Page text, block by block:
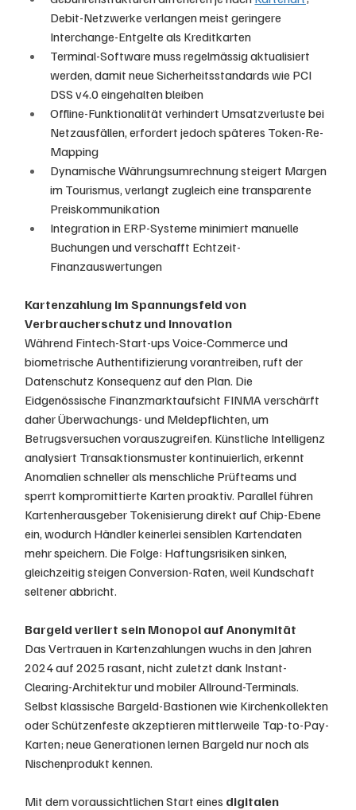
Debit-Netzwerke verlangen meist geringere
Interchange-Entgelte als Kreditkarten
Terminal-Software muss regelmässig aktualisiert
werden, damit neue Sicherheitsstandards wie PCI
DSS v4.0 eingehalten bleiben
Offline-Funktionalität verhindert Umsatzverluste bei
Netz­ausfällen, erfordert jedoch späteres Token-Re-
Mapping
Dynamische Währungsumrechnung steigert Margen
im Tourismus, verlangt zugleich eine transparente
Preis­kommunikation
Integration in ERP-Systeme minimiert manuelle
Buchungen und verschafft Echtzeit-
Finanzauswertungen
Kartenzahlung im Spannungsfeld von
Verbraucherschutz und Innovation
Während Fintech-Start-ups Voice-Commerce und
biometrische Authentifizierung vorantreiben, ruft der
Datenschutz Konsequenz auf den Plan. Die
Eidgenössische Finanzmarktaufsicht FINMA verschärft
daher Überwachungs- und Meldepflichten, um
Betrugsversuchen vorauszugreifen. Künstliche Intelligenz
analysiert Transaktionsmuster kontinuierlich, erkennt
Anomalien schneller als menschliche Prüfteams und
sperrt kompromittierte Karten proaktiv. Parallel führen
Kartenherausgeber Tokenisierung direkt auf Chip-Ebene
ein, wodurch Händler keinerlei sensiblen Kartendaten
mehr speichern. Die Folge: Haftungsrisiken sinken,
gleichzeitig steigen Conversion-Raten, weil Kundschaft
seltener abbricht.
Bargeld verliert sein Monopol auf Anonymität
Das Vertrauen in Kartenzahlungen wuchs in den Jahren
2024 auf 2025 rasant, nicht zuletzt dank Instant-
Clearing-Architektur und mobiler Allround-Terminals.
Selbst klassische Bargeld-Bastionen wie Kirchenkollekten
oder Schützenfeste akzeptieren mittlerweile Tap-to-Pay-
Karten; neue Generationen lernen Bargeld nur noch als
Nischenprodukt kennen.
Mit dem voraussichtlichen Start eines digitalen